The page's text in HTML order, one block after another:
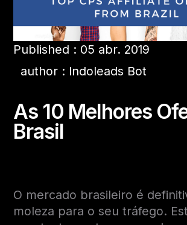
Published : 05 abr. 2019
author : Indoleads Bot
As 10 Melhores
Brasil
O mercado brasileiro é
moleza para o seu tráfego.